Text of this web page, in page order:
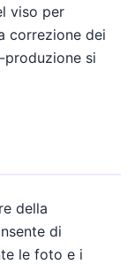
viso per
correzione dei
si
della
di
le foto e i